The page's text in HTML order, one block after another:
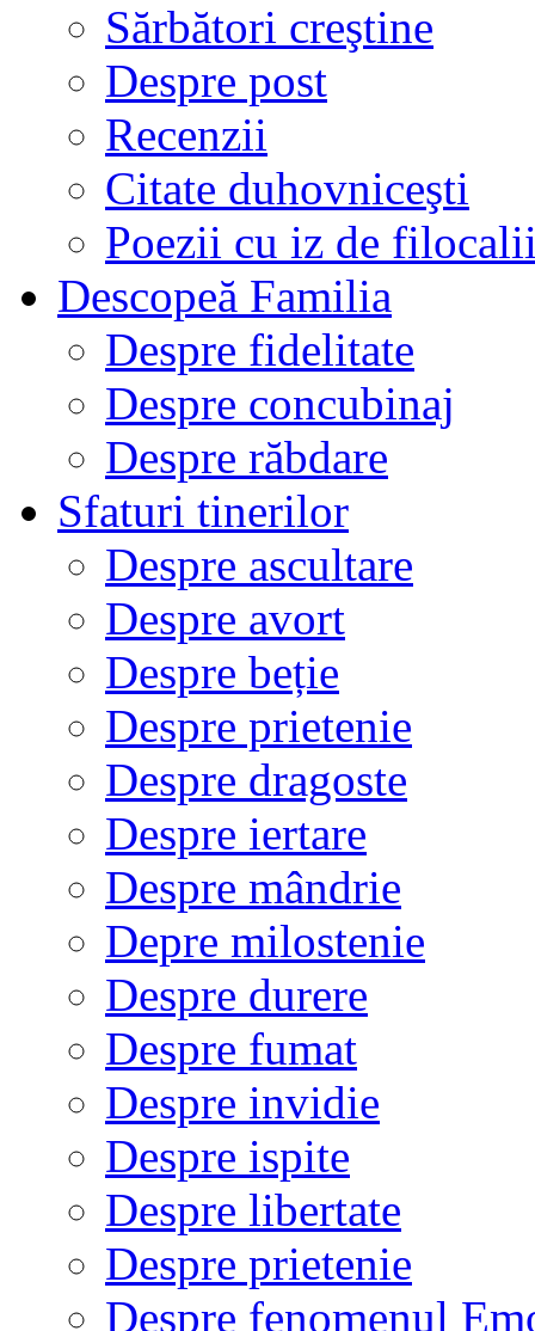
Sărbători creştine
Despre post
Recenzii
Citate duhovniceşti
Poezii cu iz de
Descopeă Familia
Despre fidelitate
Despre concubinaj
Despre răbdare
Sfaturi tinerilor
Despre ascultare
Despre avort
Despre beție
Despre prietenie
Despre dragoste
Despre iertare
Despre mândrie
Depre milostenie
Despre durere
Despre fumat
Despre invidie
Despre ispite
Despre libertate
Despre prietenie
Despre fenomenul